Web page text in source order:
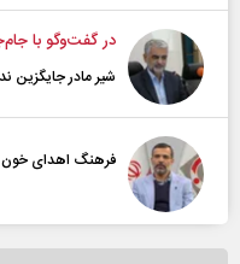
در گفت‌و‌گو با
شیر مادر جایگزین
فرهنگ اهدای خون